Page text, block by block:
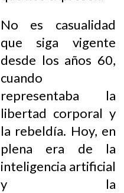
No es casualidad
que siga vigente
desde los años 60,
cuando
representaba la
libertad corporal y
la rebeldía. Hoy, en
plena era de la
inteligencia artificial
y la